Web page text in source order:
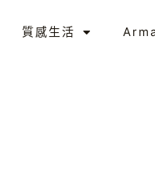
質感生活